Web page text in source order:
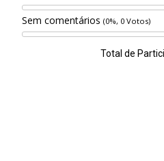
Sem comentários (0%, 0 Votos)
Total de